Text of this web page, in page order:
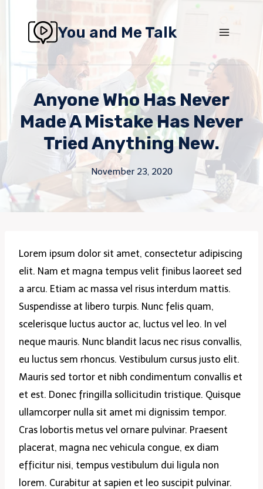
content
You and Me Talk
Anyone Who Has Never
Made A Mistake Has Never
Tried Anything New.
November 23, 2020
Lorem ipsum dolor sit amet, consectetur adipiscing
elit. Nam et magna tempus velit finibus laoreet sed
a arcu. Etiam ac massa vel risus interdum mattis.
Suspendisse at libero turpis. Nunc felis quam,
scelerisque luctus auctor ac, luctus vel leo. In vel
neque mauris. Nunc blandit lacus nec risus convallis,
eu luctus sem rhoncus. Vestibulum cursus justo elit.
Mauris sed tortor et nibh condimentum convallis et
et est. Donec fringilla sollicitudin tristique. Quisque
ullamcorper nulla sit amet mi dignissim tempor.
Cras lobortis metus vel ornare pulvinar. Praesent
placerat, magna nec vehicula congue, ex diam
efficitur nisi, tempus vestibulum dui ligula non
lorem. Curabitur at sapien et leo suscipit pulvinar.